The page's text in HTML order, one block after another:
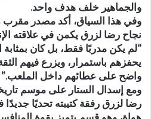
والجماهير خلف هدف واحد.
وفي هذا السياق، أكد مصدر مقرب
نجاح رضا لزرق يكمن في علاقته
“لم يكن مدربًا فقط، بل كان
يحفزهم باستمرار، ويزرع فيهم
واضح على عطائهم داخل الملعب.”
ومع إسدال الستار على موسم
رضا لزرق رفقة كتيبته تحديًا